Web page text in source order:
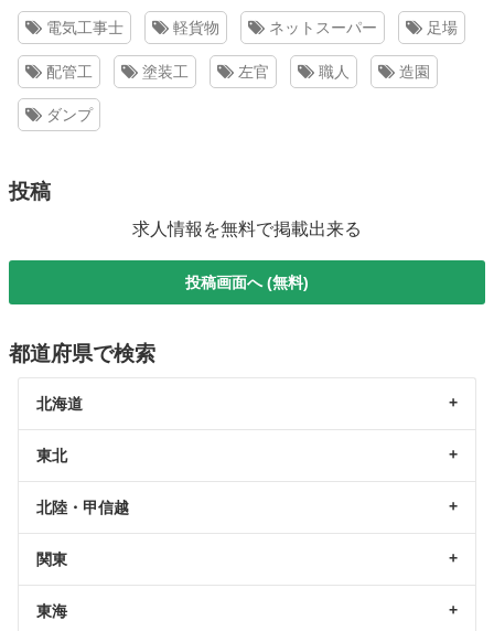
電気工事士 軽貨物 ネットスーパー 足場
配管工 塗装工 左官 職人 造園
ダンプ
投稿
求人情報を無料で掲載出来る
投稿画面へ (無料)
都道府県で検索
北海道
東北
北陸・甲信越
関東
東海